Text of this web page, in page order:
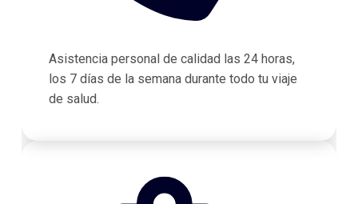
Asistencia personal de calidad las 24 horas,
los 7 días de la semana durante todo tu viaje
de salud.